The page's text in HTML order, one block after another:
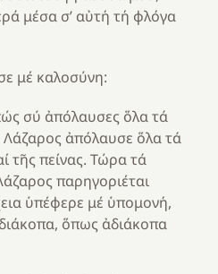
μέσα σ’ αὐτή τή φλόγα
μέ καλοσύνη:
σύ ἀπόλαυσες ὅλα τά
ἀπόλαυσε ὅλα τά
τῆς πείνας. Τώρα τά
παρηγοριέται
ὑπέφερε μέ ὑπομονή,
ὅπως ἀδιάκοπα